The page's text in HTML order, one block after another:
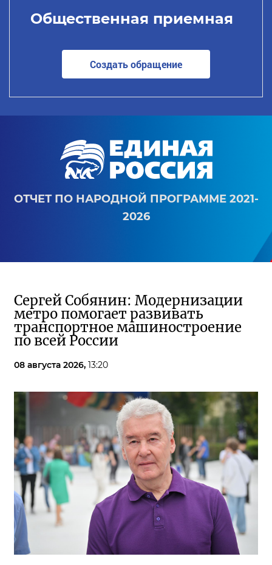
Общественная приемная
Создать обращение
ОТЧЕТ ПО НАРОДНОЙ ПРОГРАММЕ 2021-
2026
Сергей Собянин: Модернизации
метро помогает развивать
транспортное машиностроение
по всей России
08 августа 2026, 13:20